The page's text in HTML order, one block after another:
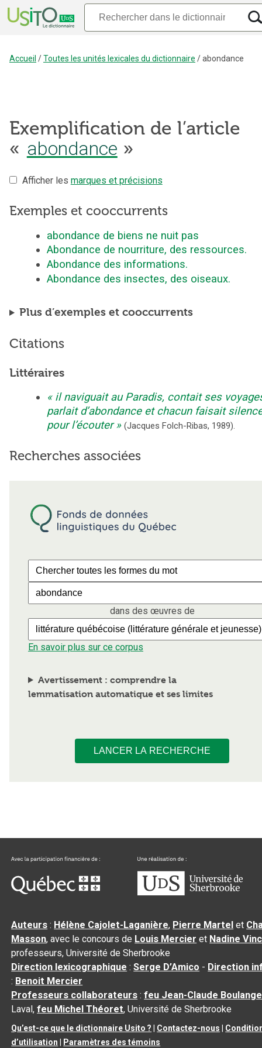
Accueil /Toutes les unités lexicales du dictionnaire /abondance
Exemplification de l’article
« abondance »
Afficher les marques et précisions
Exemples et cooccurrents
abondance de biens ne nuit pas
Abondance de nourriture, des ressources.
Abondance des informations.
Abondance des insectes, des oiseaux.
Plus d’exemples et cooccurrents
Citations
Littéraires
il naviguait au Paradis, contait ses
parlait d’abondance et chacun faisait
pour l’écouter
(Jacques Folch-Ribas, 1989).
Recherches associées
dans des œuvres de
En savoir plus sur ce corpus
Avertissement : comprendre la
lemmatisation automatique et ses limites
LANCER LA RECHERCHE
Auteurs : Hélène Cajolet-Laganière, Pierre Martel et
Masson, avec le concours de Louis Mercier et Nadine
professeurs, Université de Sherbrooke
Direction lexicographique :Serge D’Amico - Direction
: Benoit Mercier
Professeurs collaborateurs :feu Jean-Claude
Laval,feu Michel Théoret, Université de Sherbrooke
Qu’est-ce que le dictionnaire Usito ? Contactez-nous
d’utilisation
Paramètres des témoins